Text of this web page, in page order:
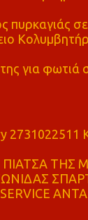
πυρκαγιάς
για
ΤΗΣ